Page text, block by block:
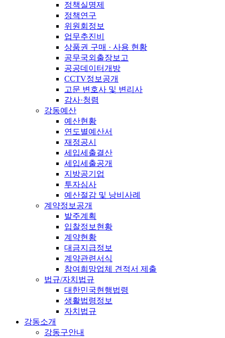
정책실명제
정책연구
위원회정보
업무추진비
상품권 구매 · 사용 현황
공무국외출장보고
공공데이터개방
CCTV정보공개
고문 변호사 및 변리사
감사·청렴
강동예산
예산현황
연도별예산서
재정공시
세입세출결산
세입세출공개
지방공기업
투자심사
예산절감 및 낭비사례
계약정보공개
발주계획
입찰정보현황
계약현황
대금지급정보
계약관련서식
참여희망업체 견적서 제출
법규/자치법규
대한민국현행법령
생활법령정보
자치법규
강동소개
강동구안내